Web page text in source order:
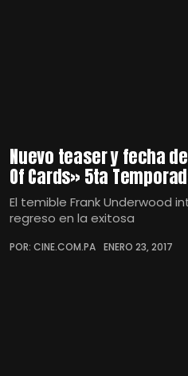
Nuevo teaser y fecha
Of Cards» 5ta
El temible Frank Underwood
regreso en la exitosa
POR: CINE.COM.PA ENERO 23, 2017